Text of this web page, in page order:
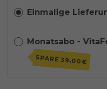
Einmalige
Monatsabo -
SPARE39,00€